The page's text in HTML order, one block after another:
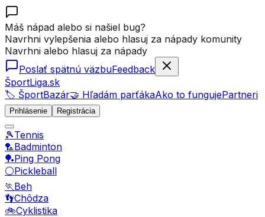
Máš nápad alebo si našiel bug?
Navrhni vylepšenia alebo hlasuj za nápady komunity
Navrhni alebo hlasuj za nápady
Poslať spätnú väzbuFeedback
ŠportLiga.sk
🏷️ ŠportBazár🤝 Hľadám parťákaAko to fungujePartneri
Prihlásenie Registrácia
🎾Tennis
🏸Badminton
🏓Ping Pong
⚪Pickleball
🏃Beh
👣Chôdza
🚲Cyklistika